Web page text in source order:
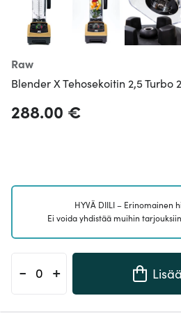
Raw
Blender X Tehosekoitin 2,5 Turbo
288.00 €
HYVÄ DIILI – Erinomainen
Ei voida yhdistää muihin
- +